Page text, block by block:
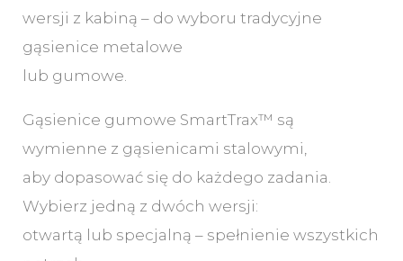
wersji z kabiną – do wyboru tradycyjne
gąsienice metalowe
lub gumowe.
Gąsienice gumowe SmartTrax™ są
wymienne z gąsienicami stalowymi,
aby dopasować się do każdego zadania.
Wybierz jedną z dwóch wersji:
otwartą lub specjalną – spełnienie wszystkich